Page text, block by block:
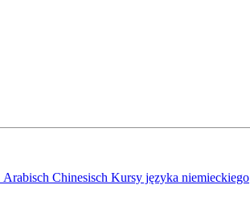
Arabisch Chinesisch Kursy języka niemieckiego